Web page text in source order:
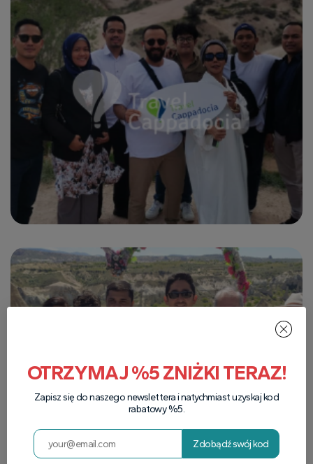
OTRZYMAJ %5 ZNIŻKI TERAZ!
Zapisz się do naszego newslettera i natychmiast uzyskaj kod
rabatowy %5.
Zdobądź swój kod